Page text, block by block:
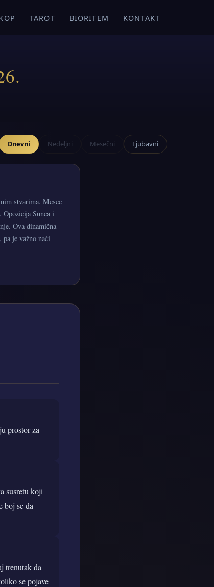
TAROT BIORITEM KONTAKT
Dnevni Nedeljni Mesečni Ljubavni
stvarima. Mesec
Sunca i
Ova dinamična
je važno naći
prostor za
susretu koji
boj se da
trenutak da
se pojave